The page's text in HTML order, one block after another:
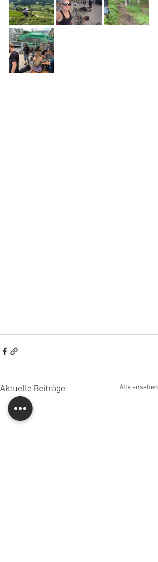
Aktuelle Beiträge Alle ansehen